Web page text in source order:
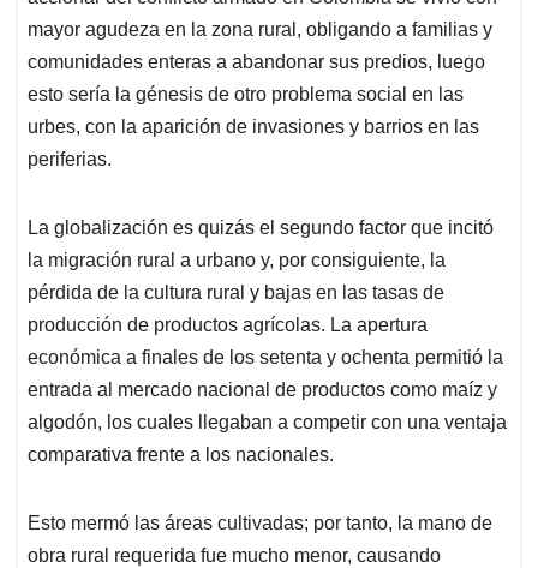
mayor agudeza en la zona rural, obligando a familias y
comunidades enteras a abandonar sus predios, luego
esto sería la génesis de otro problema social en las
urbes, con la aparición de invasiones y barrios en las
periferias.
La globalización es quizás el segundo factor que incitó
la migración rural a urbano y, por consiguiente, la
pérdida de la cultura rural y bajas en las tasas de
producción de productos agrícolas. La apertura
económica a finales de los setenta y ochenta permitió la
entrada al mercado nacional de productos como maíz y
algodón, los cuales llegaban a competir con una ventaja
comparativa frente a los nacionales.
Esto mermó las áreas cultivadas; por tanto, la mano de
obra rural requerida fue mucho menor, causando